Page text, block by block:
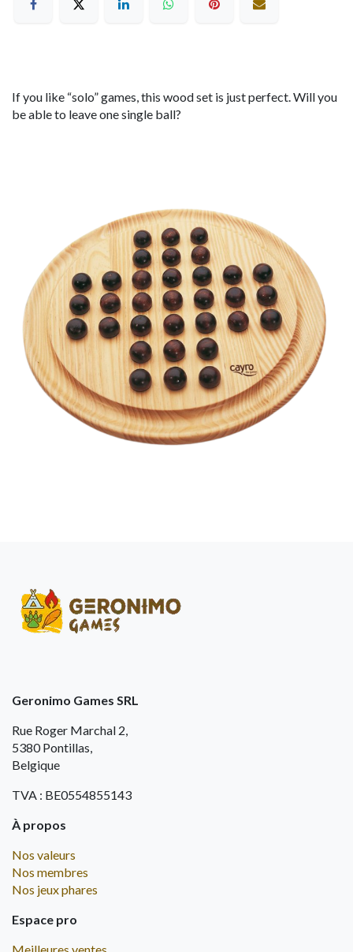
If you like “solo” games, this wood set is just perfect. Will you
be able to leave one single ball?
Geronimo Games SRL
Rue Roger Marchal 2,
5380 Pontillas,
Belgique
TVA : BE0554855143
À propos
Nos valeurs
Nos membres
Nos jeux phares
Espace pro
Meilleures ventes